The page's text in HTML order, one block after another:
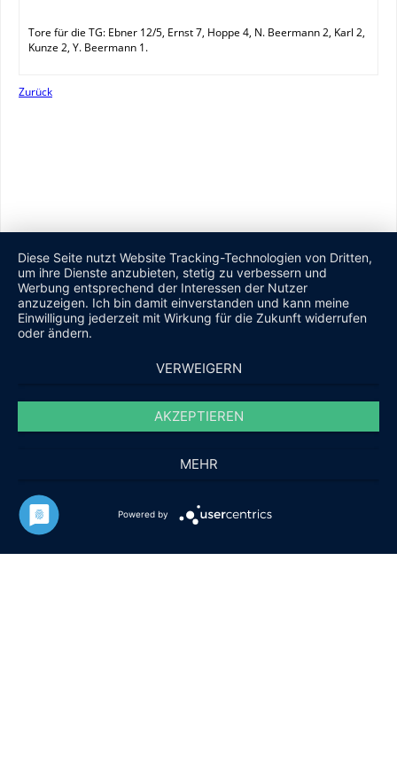
Tore für die TG: Ebner 12/5, Ernst 7, Hoppe 4, N. Beermann 2, Karl 2,
Kunze 2, Y. Beermann 1.
Zurück
Diese Seite nutzt Website Tracking-Technologien von Dritten,
um ihre Dienste anzubieten, stetig zu verbessern und
Werbung entsprechend der Interessen der Nutzer
anzuzeigen. Ich bin damit einverstanden und kann meine
Einwilligung jederzeit mit Wirkung für die Zukunft widerrufen
oder ändern.
VERWEIGERN
AKZEPTIEREN
MEHR
Powered by